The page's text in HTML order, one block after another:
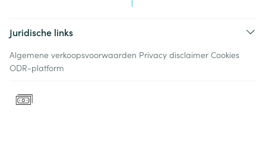
Juridische links
Algemene verkoopsvoorwaarden Privacy disclaimer Cookies
ODR-platform